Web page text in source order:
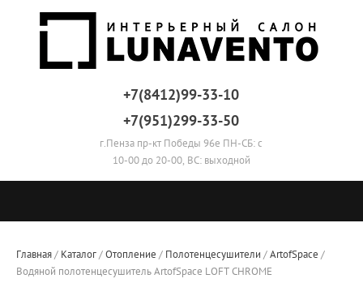
+7(8412)99-33-10
+7(951)299-33-50
г.Пенза пр-кт Победы 96е ПН-СБ: с
10-00 до 20-00, ВС: выходной
Главная / Каталог / Отопление / Полотенцесушители / ArtofSpace
Водяной полотенцесушитель ArtofSpace LOFT CHROME